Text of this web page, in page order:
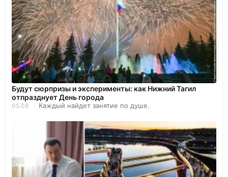
Будут сюрпризы и эксперименты: как Нижний Тагил
отпразднует День города
05.08 Каждый найдет занятие по душе.